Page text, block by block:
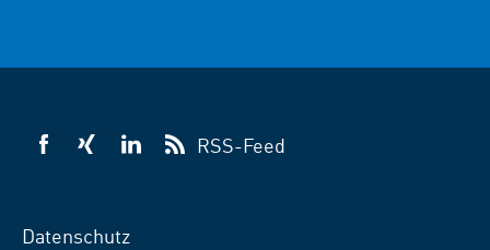
VSB
VSB
VSB
RSS-Feed
Datenschutz